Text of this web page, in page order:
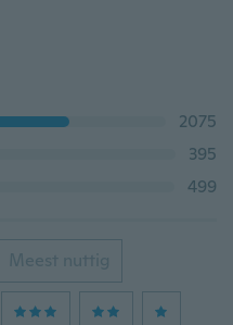
2075
395
499
Meest nuttig